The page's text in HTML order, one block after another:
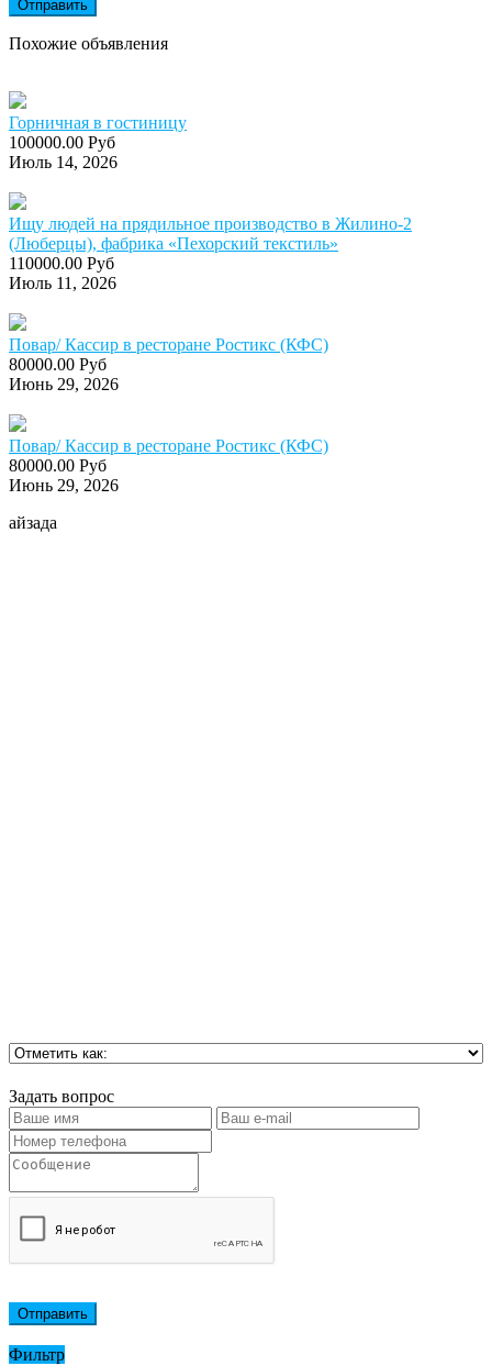
Отправить
Похожие объявления
Горничная в гостиницу
100000.00 Руб
Июль 14, 2026
Ищу людей на прядильное производство в Жилино-2
(Люберцы), фабрика «Пехорский текстиль»
110000.00 Руб
Июль 11, 2026
Повар/ Кассир в ресторане Ростикс (КФС)
80000.00 Руб
Июнь 29, 2026
Повар/ Кассир в ресторане Ростикс (КФС)
80000.00 Руб
Июнь 29, 2026
айзада
Задать вопрос
Отправить
Фильтр